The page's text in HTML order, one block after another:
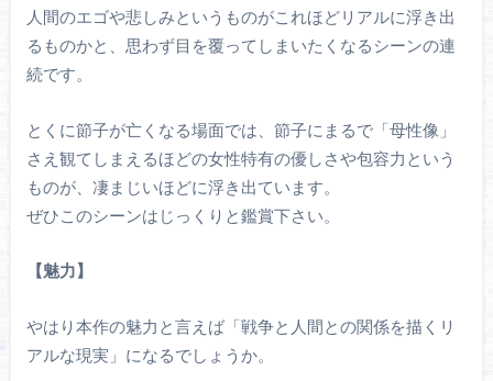
人間のエゴや悲しみというものがこれほどリアルに浮き出
るものかと、思わず目を覆ってしまいたくなるシーンの連
続です。
とくに節子が亡くなる場面では、節子にまるで「母性像」
さえ観てしまえるほどの女性特有の優しさや包容力という
ものが、凄まじいほどに浮き出ています。
ぜひこのシーンはじっくりと鑑賞下さい。
【魅力】
やはり本作の魅力と言えば「戦争と人間との関係を描くリ
アルな現実」になるでしょうか。